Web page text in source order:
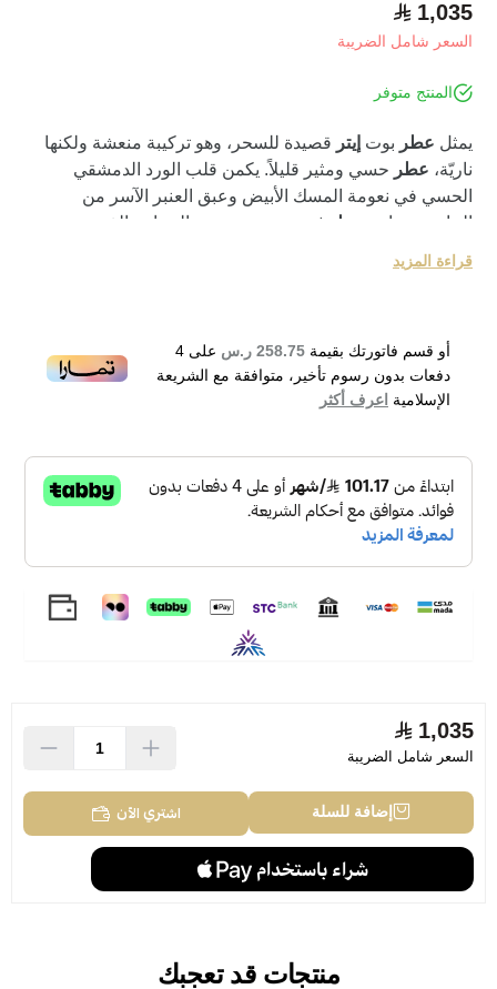
1,035
السعر شامل الضريبة
المنتج متوفر
يمثل عطر بوت إيتر قصيدة للسحر، وهو تركيبة منعشة ولكنها
ناريّة، عطر حسي ومثير قليلاً. يكمن قلب الورد الدمشقي
الحسي في نعومة المسك الأبيض وعبق العنبر الآسر من
الجاوي. زجاجة
عطر
ثمينة مصنوعة من الزجاج والذهب ومزينة
بصفيحة ذهبية مع بصمة بوابة
قراءة المزيد
أو قسم فاتورتك بقيمة 258.75 ر.س على 4
دفعات بدون رسوم تأخير، متوافقة مع الشريعة
الإسلامية اعرف أكثر
1,035
السعر شامل الضريبة
إضافة للسلة اشتري الآن
منتجات قد تعجبك